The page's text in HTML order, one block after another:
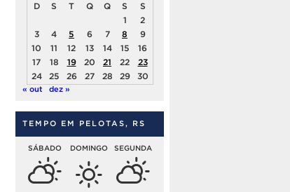
D S T Q Q S
S
1
2
3
4 5 6 7 8
9
10
11 12 13 14 15
16
17
18 19 20 21 22
23
24
25 26 27 28 29 30
« out dez »
TEMPO EM PELOTAS, RS
SÁBADO DOMINGO SEGUNDA